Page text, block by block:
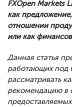
FXOpen Markets
как
отношении
или как
Данная статья
работающих под
рассматривать
рекомендацию в